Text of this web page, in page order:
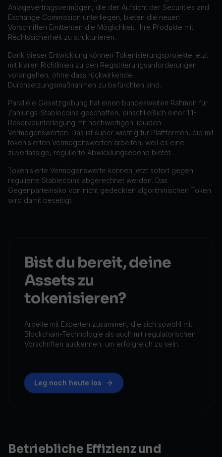
Anlagevertragsvermögen, die der Aufsicht der Securities and
Exchange Commission unterliegen, bieten die neuen
Vorschriften Emittenten die Möglichkeit, ihre Produkte mit
Rechtssicherheit zu strukturieren.
Dank dieser Entwicklung können Tokenisierungsprojekte jetzt
mit klaren Richtlinien zu den Registrierungsanforderungen
vorangehen, ohne dass rückwirkende
Durchsetzungsmaßnahmen zu befürchten sind.
Parallele Gesetzgebung hat einen bundesweiten Rahmen für
Zahlungs-Stablecoins geschaffen, einschließlich einer 1:1-
Reserveunterlegung mit hochwertigen liquiden
Vermögenswerten. Das ist super wichtig für Plattformen, die mit
tokenisierten Vermögenswerten arbeiten, weil es eine
zuverlässige, regulierte Abwicklungsebene bietet.
Tokenisierte Vermögenswerte können jetzt sofort gegen
regulierte Stablecoins abgerechnet werden. Das
Gegenparteirisiko von nicht gedeckten algorithmischen Token
wird damit beseitigt.
Bist du bereit, deine
Assets zu
tokenisieren?
Arbeite mit Experten zusammen, die sich sowohl mit
Blockchain-Technologie als auch mit regulatorischen
Vorschriften auskennen, um erfolgreich zu sein.
Leg noch heute los
Betriebliche Effizienz und